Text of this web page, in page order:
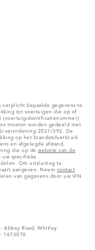
verplicht bepaalde gegevens te
tot voertuigen die op of
(voertuigidentificatienummer)
moeten worden gedeeld met
verordening 2021/392. De
op het brandstofverbruik
en afgelegde afstand.
die op dewebsite van de
specifieke
Om uitsluiting te
aangeven. Neem contact
van gegevens door uw VIN
Abbey Road, Whitley,
1672070